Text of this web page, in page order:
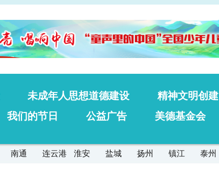
未成年人思想道德建设 精神文明创建
我们的节日 公益广告 美德基金会
南通 连云港 淮安 盐城 扬州 镇江 泰州